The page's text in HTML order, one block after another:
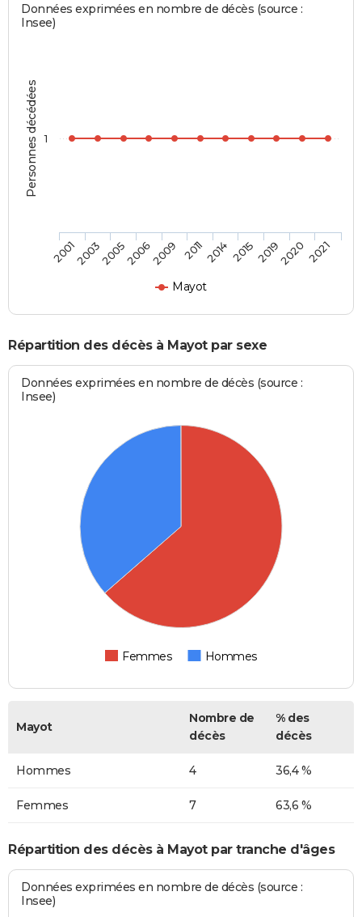
Personnes décédées
Données exprimées en nombre de décès (source :
Insee)
Mayot
20012003200520062009 20112014 201520192020 2021
1
Répartition des décès à Mayot par sexe
Données exprimées en nombre de décès (source :
Insee)
Femmes Hommes
Mayot
Nombre de
décès
% des
décès
Hommes 4 36,4 %
Femmes 7 63,6 %
Répartition des décès à Mayot par tranche d'âges
Données exprimées en nombre de décès (source :
Insee)